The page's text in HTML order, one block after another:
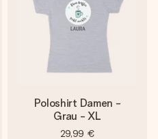
Poloshirt Damen -
Grau - XL
29,99 €